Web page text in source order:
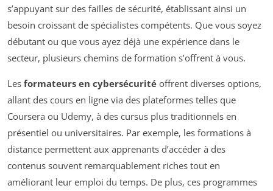
s’appuyant sur des failles de sécurité, établissant ainsi un
besoin croissant de spécialistes compétents. Que vous soyez
débutant ou que vous ayez déjà une expérience dans le
secteur, plusieurs chemins de formation s’offrent à vous.
Les formateurs en cybersécurité offrent diverses options,
allant des cours en ligne via des plateformes telles que
Coursera ou Udemy, à des cursus plus traditionnels en
présentiel ou universitaires. Par exemple, les formations à
distance permettent aux apprenants d’accéder à des
contenus souvent remarquablement riches tout en
améliorant leur emploi du temps. De plus, ces programmes